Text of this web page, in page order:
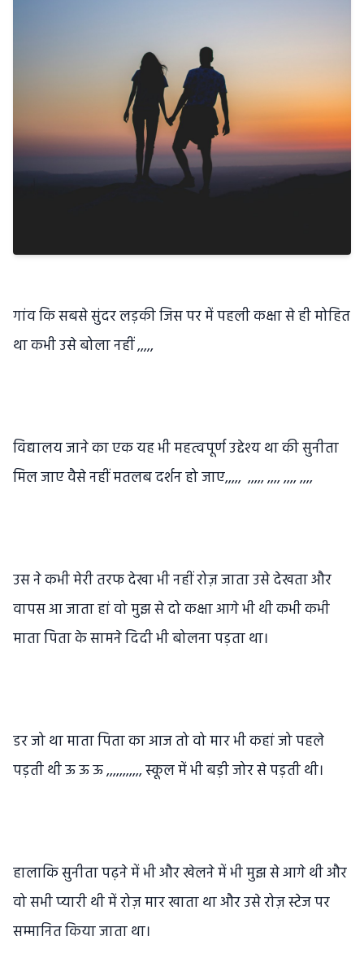
गांव कि सबसे सुंदर लड़की जिस पर में पहली कक्षा से ही मोहित
था कभी उसे बोला नहीं ,,,,,
विद्यालय जाने का एक यह भी महत्वपूर्ण उद्देश्य था की सुनीता
मिल जाए वैसे नहीं मतलब दर्शन हो जाए,,,,, ,,,,, ,,,, ,,,, ,,,,
उस ने कभी मेरी तरफ देखा भी नहीं रोज़ जाता उसे देखता और
वापस आ जाता हां वो मुझ से दो कक्षा आगे भी थी कभी कभी
माता पिता के सामने दिदी भी बोलना पड़ता था।
डर जो था माता पिता का आज तो वो मार भी कहां जो पहले
पड़ती थी ऊ ऊ ऊ ,,,,,,,,,,, स्कूल में भी बड़ी जोर से पड़ती थी।
हालाकि सुनीता पढ़ने में भी और खेलने में भी मुझ से आगे थी और
वो सभी प्यारी थी में रोज़ मार खाता था और उसे रोज़ स्टेज पर
सम्मानित किया जाता था।